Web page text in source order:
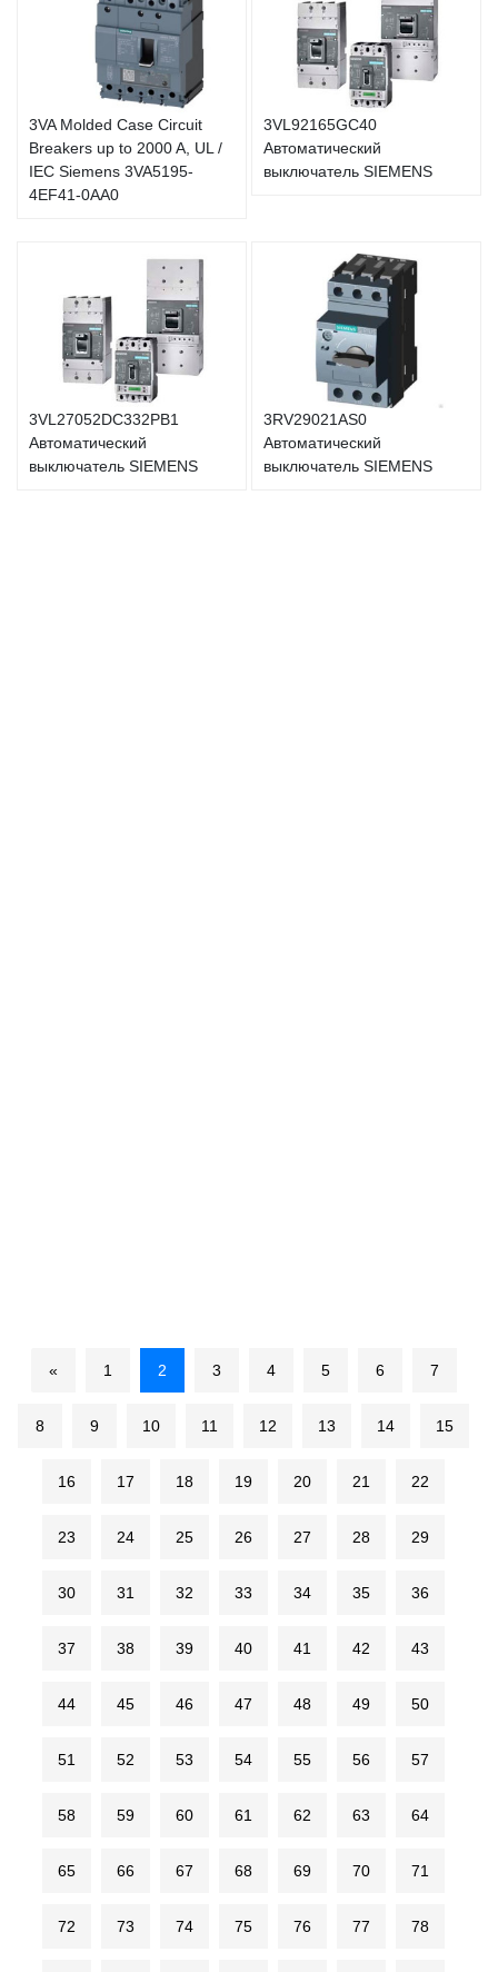
3VA Molded Case Circuit
Breakers up to 2000 A, UL /
IEC Siemens 3VA5195-
4EF41-0AA0
3VL92165GC40
Автоматический
выключатель SIEMENS
3VL27052DC332PB1
Автоматический
выключатель SIEMENS
3RV29021AS0
Автоматический
выключатель SIEMENS
« 1 2 3 4 5 6 7
8 9 10 11 12 13 14 15
16 17 18 19 20 21 22
23 24 25 26 27 28 29
30 31 32 33 34 35 36
37 38 39 40 41 42 43
44 45 46 47 48 49 50
51 52 53 54 55 56 57
58 59 60 61 62 63 64
65 66 67 68 69 70 71
72 73 74 75 76 77 78